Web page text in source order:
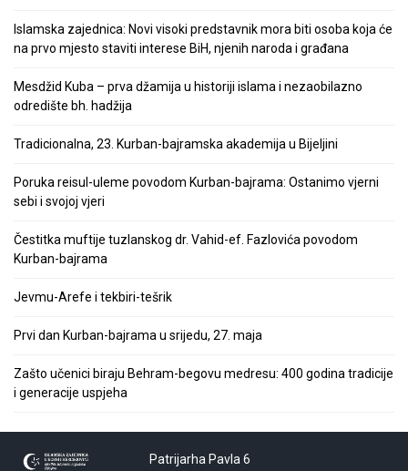
Islamska zajednica: Novi visoki predstavnik mora biti osoba koja će
na prvo mjesto staviti interese BiH, njenih naroda i građana
Mesdžid Kuba – prva džamija u historiji islama i nezaobilazno
odredište bh. hadžija
Tradicionalna, 23. Kurban-bajramska akademija u Bijeljini
Poruka reisul-uleme povodom Kurban-bajrama: Ostanimo vjerni
sebi i svojoj vjeri
Čestitka muftije tuzlanskog dr. Vahid-ef. Fazlovića povodom
Kurban-bajrama
Jevmu-Arefe i tekbiri-tešrik
Prvi dan Kurban-bajrama u srijedu, 27. maja
Zašto učenici biraju Behram-begovu medresu: 400 godina tradicije
i generacije uspjeha
Patrijarha Pavla 6